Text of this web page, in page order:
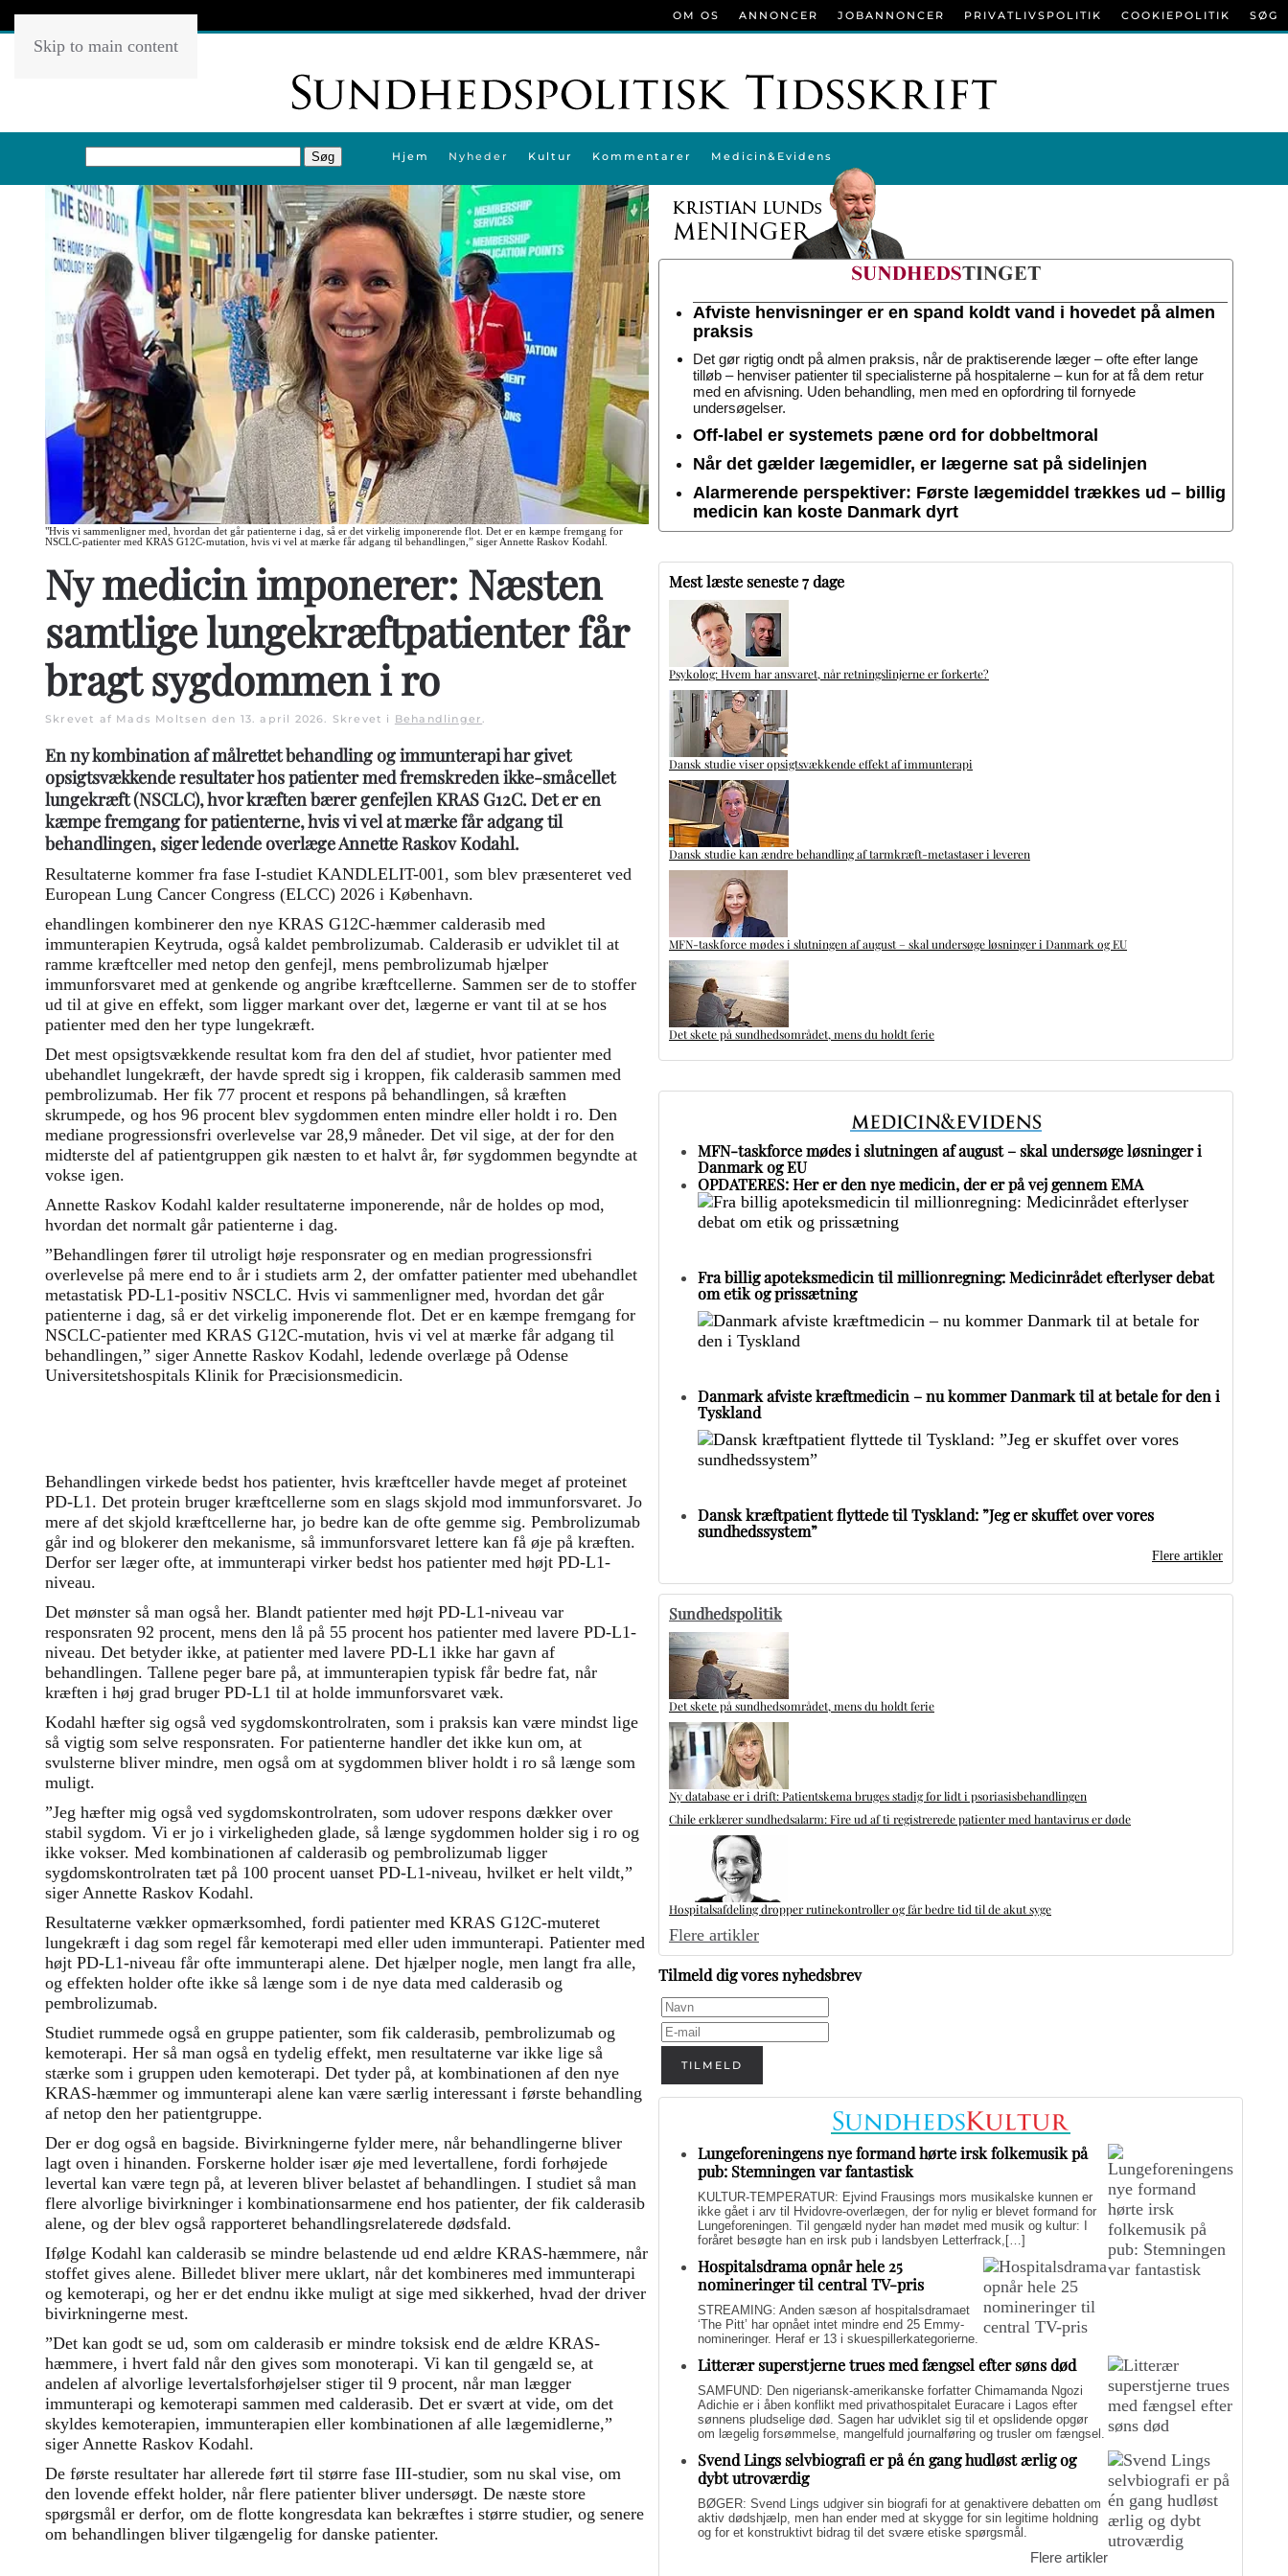
Skip to main content
Hjem Nyheder Kultur Kommentarer Medicin&Evidens
OM OS ANNONCER JOBANNONCER PRIVATLIVSPOLITIK COOKIEPOLITIK SØG
"Hvis vi sammenligner med, hvordan det går patienterne i dag, så er det virkelig imponerende flot. Det er en kæmpe fremgang for
NSCLC-patienter med KRAS G12C-mutation, hvis vi vel at mærke får adgang til behandlingen,” siger Annette Raskov Kodahl.
Ny medicin imponerer: Næsten
samtlige lungekræftpatienter får
bragt sygdommen i ro
Skrevet af Mads Moltsen den 13. april 2026 . Skrevet i Behandlinger
En ny kombination af målrettet behandling og immunterapi har givet
opsigtsvækkende resultater hos patienter med fremskreden ikke-småcellet
lungekræft (NSCLC), hvor kræften bærer genfejlen KRAS G12C. Det er en
kæmpe fremgang for patienterne, hvis vi vel at mærke får adgang til
behandlingen, siger ledende overlæge Annette Raskov Kodahl.
Resultaterne kommer fra fase I-studiet KANDLELIT-001, som blev præsenteret ved
European Lung Cancer Congress (ELCC) 2026 i København.
ehandlingen kombinerer den nye KRAS G12C-hæmmer calderasib med
immunterapien Keytruda, også kaldet pembrolizumab. Calderasib er udviklet til at
ramme kræftceller med netop den genfejl, mens pembrolizumab hjælper
immunforsvaret med at genkende og angribe kræftcellerne. Sammen ser de to stoffer
ud til at give en effekt, som ligger markant over det, lægerne er vant til at se hos
patienter med den her type lungekræft.
Det mest opsigtsvækkende resultat kom fra den del af studiet, hvor patienter med
ubehandlet lungekræft, der havde spredt sig i kroppen, fik calderasib sammen med
pembrolizumab. Her fik 77 procent et respons på behandlingen, så kræften
skrumpede, og hos 96 procent blev sygdommen enten mindre eller holdt i ro. Den
mediane progressionsfri overlevelse var 28,9 måneder. Det vil sige, at der for den
midterste del af patientgruppen gik næsten to et halvt år, før sygdommen begyndte at
vokse igen.
Annette Raskov Kodahl kalder resultaterne imponerende, når de holdes op mod,
hvordan det normalt går patienterne i dag.
”Behandlingen fører til utroligt høje responsrater og en median progressionsfri
overlevelse på mere end to år i studiets arm 2, der omfatter patienter med ubehandlet
metastatisk PD-L1-positiv NSCLC. Hvis vi sammenligner med, hvordan det går
patienterne i dag, så er det virkelig imponerende flot. Det er en kæmpe fremgang for
NSCLC-patienter med KRAS G12C-mutation, hvis vi vel at mærke får adgang til
behandlingen,” siger Annette Raskov Kodahl, ledende overlæge på Odense
Universitetshospitals Klinik for Præcisionsmedicin.
Behandlingen virkede bedst hos patienter, hvis kræftceller havde meget af proteinet
PD-L1. Det protein bruger kræftcellerne som en slags skjold mod immunforsvaret. Jo
mere af det skjold kræftcellerne har, jo bedre kan de ofte gemme sig. Pembrolizumab
går ind og blokerer den mekanisme, så immunforsvaret lettere kan få øje på kræften.
Derfor ser læger ofte, at immunterapi virker bedst hos patienter med højt PD-L1-
niveau.
Det mønster så man også her. Blandt patienter med højt PD-L1-niveau var
responsraten 92 procent, mens den lå på 55 procent hos patienter med lavere PD-L1-
niveau. Det betyder ikke, at patienter med lavere PD-L1 ikke har gavn af
behandlingen. Tallene peger bare på, at immunterapien typisk får bedre fat, når
kræften i høj grad bruger PD-L1 til at holde immunforsvaret væk.
Kodahl hæfter sig også ved sygdomskontrolraten, som i praksis kan være mindst lige
så vigtig som selve responsraten. For patienterne handler det ikke kun om, at
svulsterne bliver mindre, men også om at sygdommen bliver holdt i ro så længe som
muligt.
”Jeg hæfter mig også ved sygdomskontrolraten, som udover respons dækker over
stabil sygdom. Vi er jo i virkeligheden glade, så længe sygdommen holder sig i ro og
ikke vokser. Med kombinationen af calderasib og pembrolizumab ligger
sygdomskontrolraten tæt på 100 procent uanset PD-L1-niveau, hvilket er helt vildt,”
siger Annette Raskov Kodahl.
Resultaterne vækker opmærksomhed, fordi patienter med KRAS G12C-muteret
lungekræft i dag som regel får kemoterapi med eller uden immunterapi. Patienter med
højt PD-L1-niveau får ofte immunterapi alene. Det hjælper nogle, men langt fra alle,
og effekten holder ofte ikke så længe som i de nye data med calderasib og
pembrolizumab.
Studiet rummede også en gruppe patienter, som fik calderasib, pembrolizumab og
kemoterapi. Her så man også en tydelig effekt, men resultaterne var ikke lige så
stærke som i gruppen uden kemoterapi. Det tyder på, at kombinationen af den nye
KRAS-hæmmer og immunterapi alene kan være særlig interessant i første behandling
af netop den her patientgruppe.
Der er dog også en bagside. Bivirkningerne fylder mere, når behandlingerne bliver
lagt oven i hinanden. Forskerne holder især øje med levertallene, fordi forhøjede
levertal kan være tegn på, at leveren bliver belastet af behandlingen. I studiet så man
flere alvorlige bivirkninger i kombinationsarmene end hos patienter, der fik calderasib
alene, og der blev også rapporteret behandlingsrelaterede dødsfald.
Ifølge Kodahl kan calderasib se mindre belastende ud end ældre KRAS-hæmmere, når
stoffet gives alene. Billedet bliver mere uklart, når det kombineres med immunterapi
og kemoterapi, og her er det endnu ikke muligt at sige med sikkerhed, hvad der driver
bivirkningerne mest.
”Det kan godt se ud, som om calderasib er mindre toksisk end de ældre KRAS-
hæmmere, i hvert fald når den gives som monoterapi. Vi kan til gengæld se, at
andelen af alvorlige levertalsforhøjelser stiger til 9 procent, når man lægger
immunterapi og kemoterapi sammen med calderasib. Det er svært at vide, om det
skyldes kemoterapien, immunterapien eller kombinationen af alle lægemidlerne,”
siger Annette Raskov Kodahl.
De første resultater har allerede ført til større fase III-studier, som nu skal vise, om
den lovende effekt holder, når flere patienter bliver undersøgt. De næste store
spørgsmål er derfor, om de flotte kongresdata kan bekræftes i større studier, og senere
om behandlingen bliver tilgængelig for danske patienter.
Afviste henvisninger er en spand koldt vand i hovedet på almen
praksis
Det gør rigtig ondt på almen praksis, når de praktiserende læger – ofte efter lange
tilløb – henviser patienter til specialisterne på hospitalerne – kun for at få dem retur
med en afvisning. Uden behandling, men med en opfordring til fornyede
undersøgelser.
Off-label er systemets pæne ord for dobbeltmoral
Når det gælder lægemidler, er lægerne sat på sidelinjen
Alarmerende perspektiver: Første lægemiddel trækkes ud – billig
medicin kan koste Danmark dyrt
Mest læste seneste 7 dage
Psykolog: Hvem har ansvaret, når retningslinjerne er forkerte?
Dansk studie viser opsigtsvækkende effekt af immunterapi
Dansk studie kan ændre behandling af tarmkræft-metastaser i leveren
MFN-taskforce mødes i slutningen af august – skal undersøge løsninger i Danmark og EU
Det skete på sundhedsområdet, mens du holdt ferie
MFN-taskforce mødes i slutningen af august – skal undersøge løsninger i
Danmark og EU
OPDATERES: Her er den nye medicin, der er på vej gennem EMA
Fra billig apoteksmedicin til millionregning: Medicinrådet efterlyser debat
om etik og prissætning
Danmark afviste kræftmedicin – nu kommer Danmark til at betale for den i
Tyskland
Dansk kræftpatient flyttede til Tyskland: ”Jeg er skuffet over vores
sundhedssystem”
Flere artikler
Sundhedspolitik
Det skete på sundhedsområdet, mens du holdt ferie
Ny database er i drift: Patientskema bruges stadig for lidt i psoriasisbehandlingen
Chile erklærer sundhedsalarm: Fire ud af ti registrerede patienter med hantavirus er døde
Hospitalsafdeling dropper rutinekontroller og får bedre tid til de akut syge
Flere artikler
Tilmeld dig vores nyhedsbrev
TILMELD
Lungeforeningens nye formand hørte irsk folkemusik på
pub: Stemningen var fantastisk
KULTUR-TEMPERATUR: Ejvind Frausings mors musikalske kunnen er
ikke gået i arv til Hvidovre-overlægen, der for nylig er blevet formand for
Lungeforeningen. Til gengæld nyder han mødet med musik og kultur: I
foråret besøgte han en irsk pub i landsbyen Letterfrack,[…]
Hospitalsdrama opnår hele 25
nomineringer til central TV-pris
STREAMING: Anden sæson af hospitalsdramaet
‘The Pitt’ har opnået intet mindre end 25 Emmy-
nomineringer. Heraf er 13 i skuespillerkategorierne.
Litterær superstjerne trues med fængsel efter søns død
SAMFUND: Den nigeriansk-amerikanske forfatter Chimamanda Ngozi
Adichie er i åben konflikt med privathospitalet Euracare i Lagos efter
sønnens pludselige død. Sagen har udviklet sig til et opslidende opgør
om lægelig forsømmelse, mangelfuld journalføring og trusler om fængsel.
Svend Lings selvbiografi er på én gang hudløst ærlig og
dybt utroværdig
BØGER: Svend Lings udgiver sin biografi for at genaktivere debatten om
aktiv dødshjælp, men han ender med at skygge for sin legitime holdning
og for et konstruktivt bidrag til det svære etiske spørgsmål.
Flere artikler